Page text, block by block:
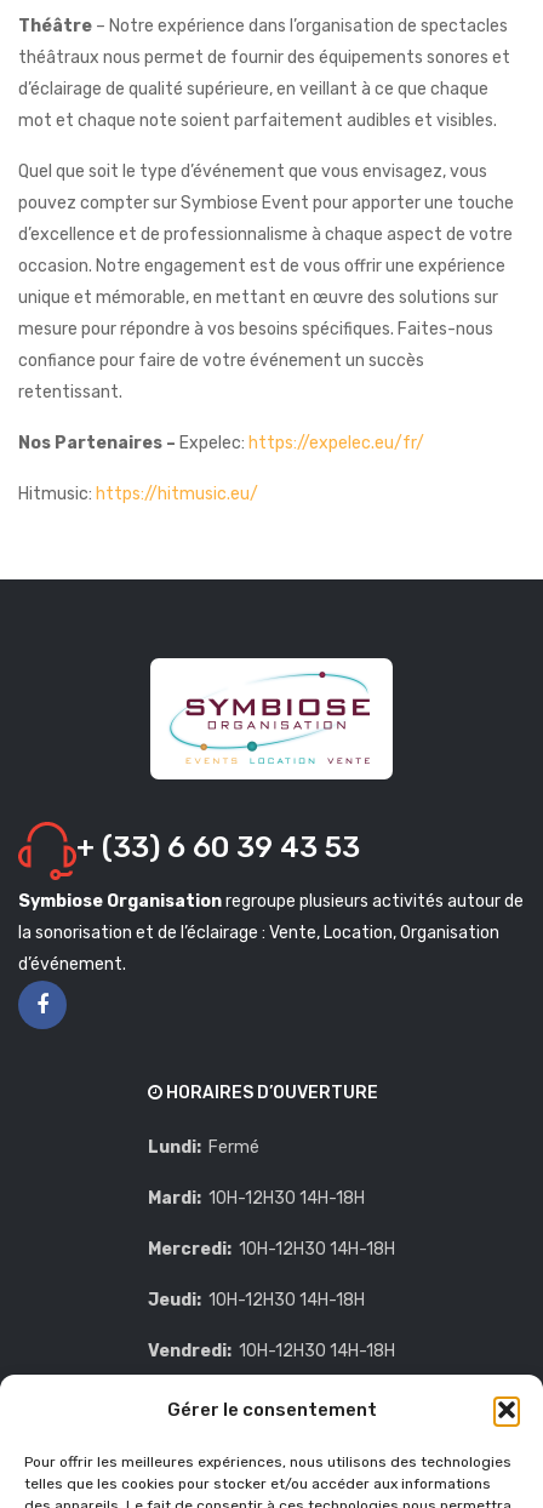
Gérer le consentement
Pour offrir les meilleures expériences, nous utilisons des technologies
telles que les cookies pour stocker et/ou accéder aux informations
Théâtre – Notre expérience dans l’organisation de spectacles
théâtraux nous permet de fournir des équipements sonores et
d’éclairage de qualité supérieure, en veillant à ce que chaque
mot et chaque note soient parfaitement audibles et visibles.
Quel que soit le type d’événement que vous envisagez, vous
pouvez compter sur Symbiose Event pour apporter une touche
d’excellence et de professionnalisme à chaque aspect de votre
occasion. Notre engagement est de vous offrir une expérience
unique et mémorable, en mettant en œuvre des solutions sur
mesure pour répondre à vos besoins spécifiques. Faites-nous
confiance pour faire de votre événement un succès
retentissant.
Nos Partenaires – Expelec: https://expelec.eu/fr/
Hitmusic: https://hitmusic.eu/
+ (33) 6 60 39 43 53
Symbiose Organisationregroupe plusieurs activités autour de
la sonorisation et de l’éclairage : Vente, Location, Organisation
d’événement.
HORAIRES D’OUVERTURE
Lundi: Fermé
Mardi: 10H-12H30 14H-18H
Mercredi: 10H-12H30 14H-18H
Jeudi: 10H-12H30 14H-18H
Vendredi: 10H-12H30 14H-18H
Samedi: sur demande
Dimanche:
CONTACT INFO